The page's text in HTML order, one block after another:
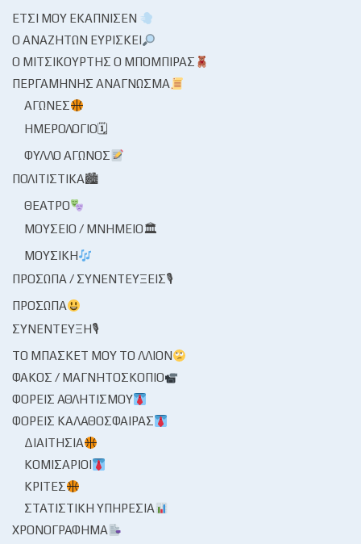
ΈΤΣΙ ΜΟΥ ΕΚΆΠΝΙΣΕΝ
Ο ΑΝΑΖΗΤΏΝ ΕΥΡΊΣΚΕΙ
Ο ΜΙΤΣΙΚΟΥΡΤΉΣ Ο ΜΠΌΜΠΙΡΑΣ
ΠΕΡΓΑΜΗΝΉΣ ΑΝΆΓΝΩΣΜΑ
ΑΓΏΝΕΣ
ΗΜΕΡΟΛΌΓΙΟ🗓
ΦΎΛΛΟ ΑΓΏΝΟΣ
ΠΟΛΙΤΙΣΤΙΚΆ🏙
ΘΈΑΤΡΟ
ΜΟΥΣΕΊΟ / ΜΝΗΜΕΊΟ🏛
ΜΟΥΣΙΚΉ
ΠΡΌΣΩΠΑ / ΣΥΝΕΝΤΕΎΞΕΙΣ🎙
ΠΡΌΣΩΠΑ
ΣΥΝΈΝΤΕΥΞΗ🎙
ΤΟ ΜΠΆΣΚΕΤ ΜΟΥ ΤΟ ΛΛΊΟΝ
ΦΑΚΌΣ / ΜΑΓΝΗΤΟΣΚΌΠΙΟ
ΦΟΡΕΊΣ ΑΘΛΗΤΙΣΜΟΎ
ΦΟΡΕΊΣ ΚΑΛΑΘΌΣΦΑΙΡΑΣ
ΔΙΑΙΤΗΣΊΑ
ΚΟΜΙΣΆΡΙΟΙ
ΚΡΙΤΈΣ
ΣΤΑΤΙΣΤΙΚΉ ΥΠΗΡΕΣΊΑ
ΧΡΟΝΟΓΡΆΦΗΜΑ